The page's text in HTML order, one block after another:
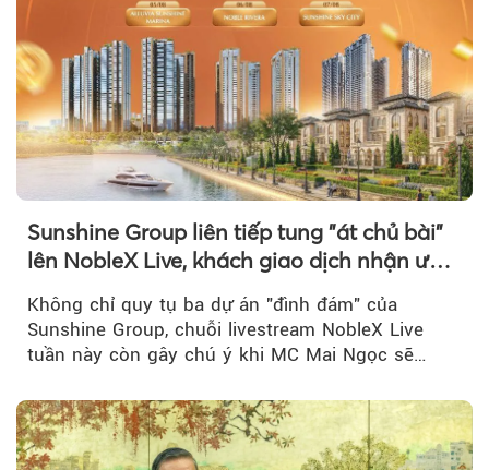
Sunshine Group liên tiếp tung "át chủ bài"
lên NobleX Live, khách giao dịch nhận ưu
Không chỉ quy tụ ba dự án "đình đám" của
Sunshine Group, chuỗi livestream NobleX Live
tuần này còn gây chú ý khi MC Mai Ngọc sẽ